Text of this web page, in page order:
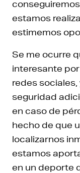
estamos
estimemos
Se me ocurre
interesante
redes
seguridad
en caso de
hecho de que
localizarnos
estamos
en un deporte